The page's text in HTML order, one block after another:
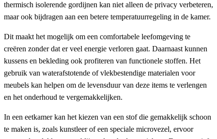
thermisch isolerende gordijnen kan niet alleen de privacy verbeteren,
maar ook bijdragen aan een betere temperatuurregeling in de kamer.
Dit maakt het mogelijk om een comfortabele leefomgeving te
creëren zonder dat er veel energie verloren gaat. Daarnaast kunnen
kussens en bekleding ook profiteren van functionele stoffen. Het
gebruik van waterafstotende of vlekbestendige materialen voor
meubels kan helpen om de levensduur van deze items te verlengen
en het onderhoud te vergemakkelijken.
In een eetkamer kan het kiezen van een stof die gemakkelijk schoon
te maken is, zoals kunstleer of een speciale microvezel, ervoor